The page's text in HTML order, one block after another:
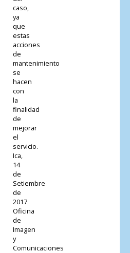
caso,
ya
que
estas
acciones
de
mantenimiento
se
hacen
con
la
finalidad
de
mejorar
el
servicio.
Ica,
14
de
Setiembre
de
2017
Oficina
de
Imagen
y
Comunicaciones